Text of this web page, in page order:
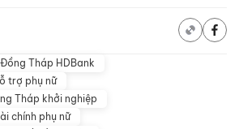
Tháp HDBank
trợ phụ nữ
Tháp khởi nghiệp
chính phụ nữ